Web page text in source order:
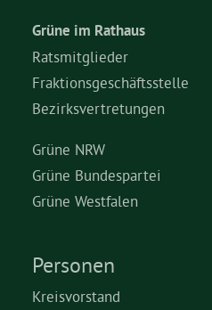
Termine
Kontakt
Grüne im Rathaus
Ratsmitglieder
Fraktionsgeschäftsstelle
Bezirksvertretungen
Grüne NRW
Grüne Bundespartei
Grüne Westfalen
Personen
Kreisvorstand